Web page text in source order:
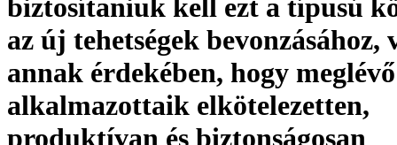
biztosítaniuk kell ezt a típusú
az új tehetségek bevonzásához,
annak érdekében, hogy meglévő
alkalmazottaik elkötelezetten,
produktívan és biztonságosan